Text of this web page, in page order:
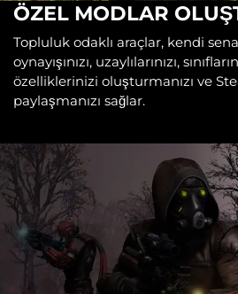
ÖZEL MODLAR
Topluluk odaklı araçlar, kendi
oynayışınızı, uzaylılarınızı,
özelliklerinizi oluşturmanızı ve
paylaşmanızı sağlar.